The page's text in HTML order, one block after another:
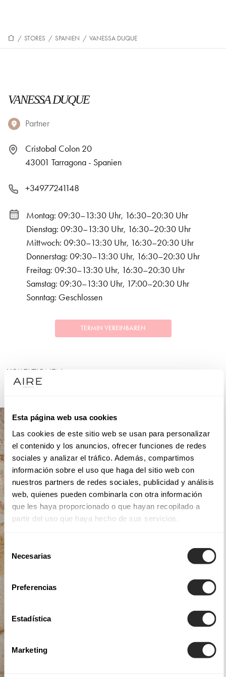
Esta página web usa cookies
Las cookies de este sitio web se usan para personalizar
el contenido y los anuncios, ofrecer funciones de redes
sociales y analizar el tráfico. Además, compartimos
información sobre el uso que haga del sitio web con
nuestros partners de redes sociales, publicidad y análisis
web, quienes pueden combinarla con otra información
que les haya proporcionado o que hayan recopilado a
partir del uso que haya hecho de sus servicios.
Selección
Necesarias
Preferencias
Estadística
Marketing
/ STORES / SPANIEN / VANESSA DUQUE
VANESSA DUQUE
Partner
Cristobal Colon 20
43001 Tarragona - Spanien
+34977241148
Montag: 09:30–13:30 Uhr, 16:30–20:30 Uhr
Dienstag: 09:30–13:30 Uhr, 16:30–20:30 Uhr
Mittwoch: 09:30–13:30 Uhr, 16:30–20:30 Uhr
Donnerstag: 09:30–13:30 Uhr, 16:30–20:30 Uhr
Freitag: 09:30–13:30 Uhr, 16:30–20:30 Uhr
Samstag: 09:30–13:30 Uhr, 17:00–20:30 Uhr
Sonntag: Geschlossen
TERMIN VEREINBAREN
KOLLEKTIONEN